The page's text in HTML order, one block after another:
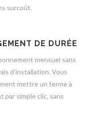
surcoût.
DE DURÉE
mensuel sans
d'installation. Vous
mettre un terme à
par simple clic, sans